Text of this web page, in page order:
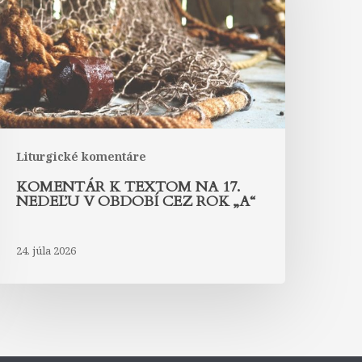
Liturgické komentáre
KOMENTÁR K TEXTOM NA 17.
NEDEĽU V OBDOBÍ CEZ ROK „A“
24. júla 2026